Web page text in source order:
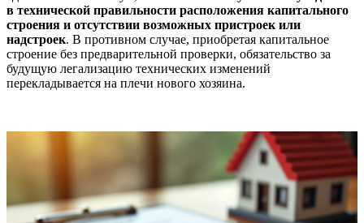
в технической правильности расположения капитального
строения и отсутствии возможных пристроек или
надстроек. В противном случае, приобретая капитальное
строение без предварительной проверки, обязательство за
будущую легализацию технических изменений
перекладывается на плечи нового хозяина.